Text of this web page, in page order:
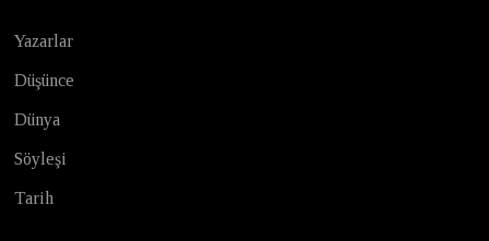
Yazarlar
Düşünce
Dünya
Söyleşi
Tarih